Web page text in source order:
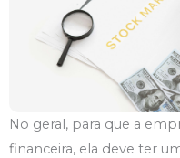
No geral, para que a
financeira, ela deve ter